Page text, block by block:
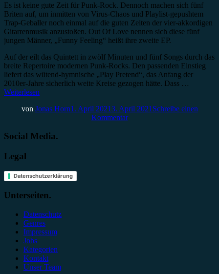
Es ist keine gute Zeit für Punk-Rock. Dennoch machen sich fünf
Briten auf, um inmitten von Virus-Chaos und Playlist-gepushtem
Trap-Geballer noch einmal auf die guten Zeiten der vier-akkordigen
Gitarrenmusik anzustoßen. Out Of Love nennen sich diese fünf
jungen Männer, „Funny Feeling“ heißt ihre zweite EP.
Auf der eilt das Quintett in zwölf Minuten und fünf Songs durch das
breite Repertoire modernen Punk-Rocks. Den passenden Einstieg
liefert das wütend-hymnische „Play Pretend“, das Anfang der
2010er-Jahre sicherlich weite Kreise gezogen hätte. Dass …
Weiterlesen
von Jonas Horn1. April 20213. April 2021 Schreibe einen
Kommentar
Social Media.
Legal
Datenschutzerklärung
Unterseiten.
Datenschutz
Genres
Impressum
Jobs
Kategorien
Kontakt
Unser Team